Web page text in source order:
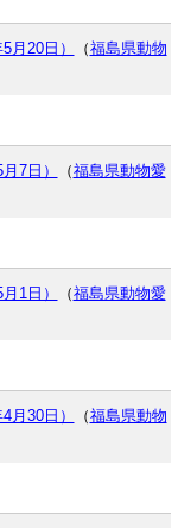
月20日） （福島県動物
7日） （福島県動物愛
1日） （福島県動物愛
月30日） （福島県動物